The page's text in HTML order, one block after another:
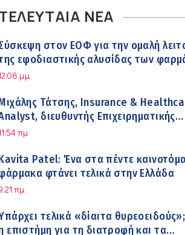
ΝΕΑ
στον ΕΟΦ για την ομαλή
εφοδιαστικής αλυσίδας των
διάρκεια του καλοκαιριού
μμ
Τάτσης, Insurance &
διευθυντής Επιχειρηματικής
Ομίλου HHG
πμ
Patel: Ένα στα πέντε
φτάνει τελικά στην Ελλάδα
πμ
τελικά «δίαιτα θυρεοειδούς»;
επιστήμη για τη διατροφή και τα